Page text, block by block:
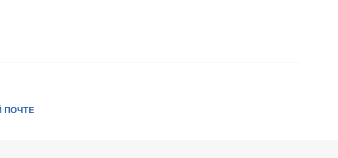
ПОЧТЕ